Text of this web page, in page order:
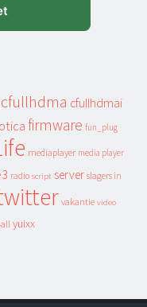
cfullhdma cfullhdmai
firmware fun_plug
mediaplayer media player
radio script server slagers in
vakantie video
yuixx